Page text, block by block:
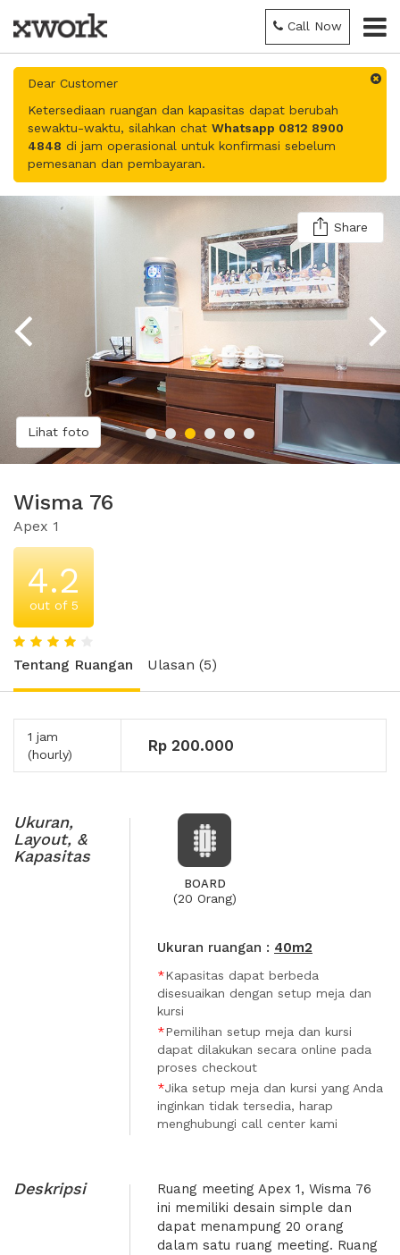
Call Now
Dear Customer
Ketersediaan ruangan dan kapasitas dapat berubah
sewaktu-waktu, silahkan chat Whatsapp 0812 8900
4848 di jam operasional untuk konfirmasi sebelum
pemesanan dan pembayaran.
Lihat foto
Share
Wisma 76
Apex 1
4.2
out of 5
Tentang Ruangan Ulasan (5)
1 jam
(hourly)
Rp 200.000
Ukuran,
Layout, &
Kapasitas
BOARD
(20 Orang)
Ukuran ruangan : 40m2
*Kapasitas dapat berbeda
disesuaikan dengan setup meja dan
kursi
*Pemilihan setup meja dan kursi
dapat dilakukan secara online pada
proses checkout
*Jika setup meja dan kursi yang Anda
inginkan tidak tersedia, harap
menghubungi call center kami
Deskripsi
Ruang meeting Apex 1, Wisma 76
ini memiliki desain simple dan
dapat menampung 20 orang
dalam satu ruang meeting. Ruang